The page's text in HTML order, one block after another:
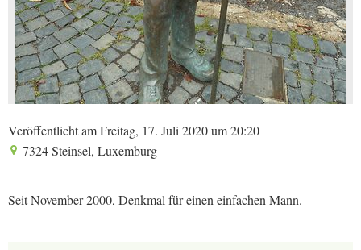
Veröffentlicht am Freitag, 17. Juli 2020 um 20:20
7324 Steinsel, Luxemburg
Seit November 2000, Denkmal für einen einfachen Mann.